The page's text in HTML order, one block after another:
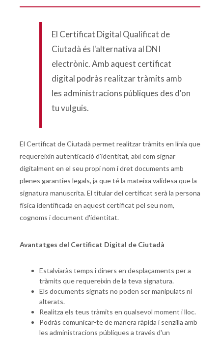
El Certificat Digital Qualificat de
Ciutadà és l'alternativa al DNI
electrònic. Amb aquest certificat
digital podràs realitzar tràmits amb
les administracions públiques des d'on
tu vulguis.
El Certificat de Ciutadà permet realitzar tràmits en línia que
requereixin autenticació d'identitat, així com signar
digitalment en el seu propi nom i dret documents amb
plenes garanties legals, ja que té la mateixa validesa que la
signatura manuscrita. El titular del certificat serà la persona
física identificada en aquest certificat pel seu nom,
cognoms i document d'identitat.
Avantatges del Certificat Digital de Ciutadà
Estalviaràs temps i diners en desplaçaments per a
tràmits que requereixin de la teva signatura.
Els documents signats no poden ser manipulats ni
alterats.
Realitza els teus tràmits en qualsevol moment i lloc.
Podràs comunicar-te de manera ràpida i senzilla amb
les administracions públiques a través d'un